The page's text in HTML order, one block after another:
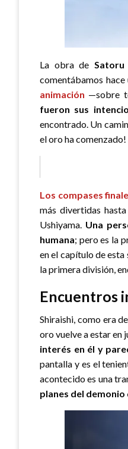
La obra de Satoru
comentábamos hace
animación —sobre
fueron sus
encontrado. Un
el oro ha comenzado!
Los compases
más divertidas
Ushiyama. Una
humana; pero es la
en el capítulo de
la primera división,
Encuentros
Shiraishi, como era
oro vuelve a estar en
interés en él y
pantalla y es el
acontecido es una
planes del demonio